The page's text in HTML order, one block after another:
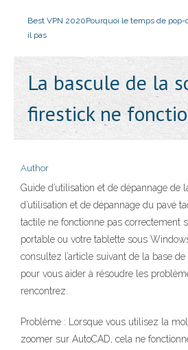
Best VPN 2020Pourquoi le temps de
il pas
La bascule de la
firestick ne
Author
Guide d’utilisation et de dépannage de
d’utilisation et de dépannage du pavé
tactile ne fonctionne pas correctement
portable ou votre tablette sous
consultez l’article suivant de la base de
pour vous aider à résoudre les
rencontrez.
Problème : Lorsque vous utilisez la
zoomer sur AutoCAD, cela ne